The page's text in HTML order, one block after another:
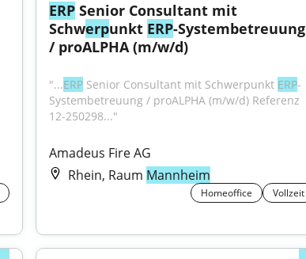
ERP Senior Consultant mit
Schwerpunkt ERP-Systembetreuung
/ proALPHA (m/w/d)
"...ERP Senior Consultant mit Schwerpunkt ERP-
Systembetreuung / proALPHA (m/w/d) Referenz
12-250298..."
Amadeus Fire AG
Rhein, Raum Mannheim
Homeoffice Vollzeit